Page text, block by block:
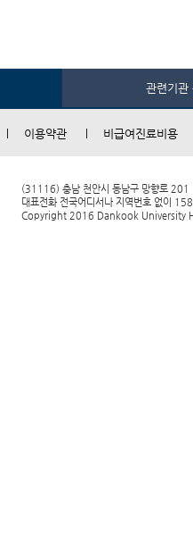
관련기관
이용약관 비급여진료비용
(31116) 충남 천안시 동남구 망향로 201
대표전화 전국어디서나 지역번호 없이
Copyright 2016 Dankook University